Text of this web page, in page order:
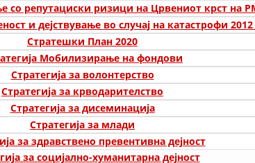
ИСТОРИЈАТ НА ЦКРМ
ИСТОРИЈАТ НА ДВИЖЕЊЕТО
СТРУКТУРА НА
ЧЛЕНСТВО ВО ПРОФЕСИОНАЛНИ
со репутациски ризици на Црвениот крст на
и дејствување во случај на катастрофи
Стратешки План 2020
Мобилизирање на фондови
Стратегија за волонтерство
Стратегија за крводарителство
Стратегија за дисеминација
Стратегија за млади
за здравствено превентивна дејност
за социјално-хуманитарна дејност